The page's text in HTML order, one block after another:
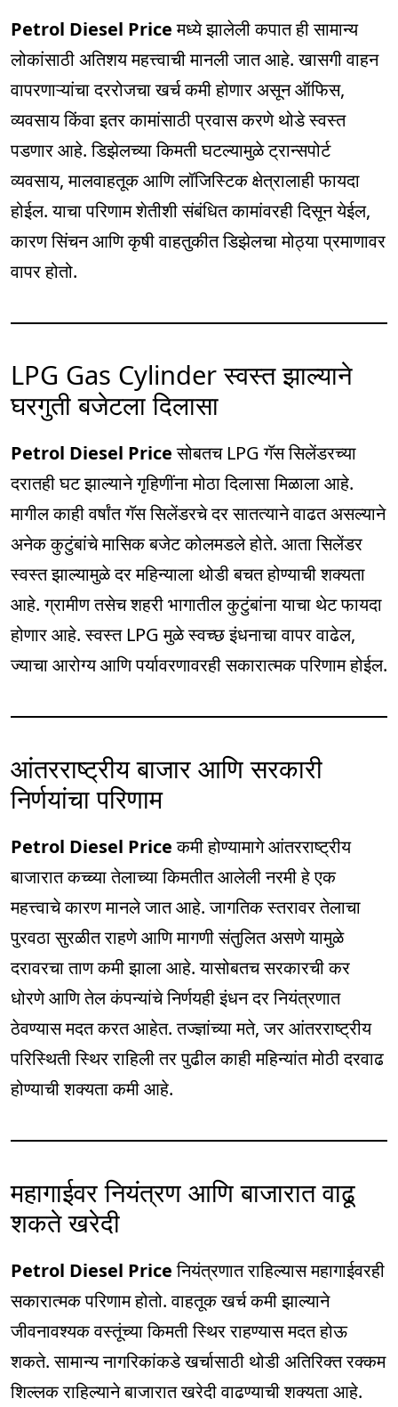
Petrol Diesel Priceमध्ये झालेली कपात ही सामान्य
लोकांसाठी अतिशय महत्त्वाची मानली जात आहे. खासगी वाहन
वापरणाऱ्यांचा दररोजचा खर्च कमी होणार असून ऑफिस,
व्यवसाय किंवा इतर कामांसाठी प्रवास करणे थोडे स्वस्त
पडणार आहे. डिझेलच्या किमती घटल्यामुळे ट्रान्सपोर्ट
व्यवसाय, मालवाहतूक आणि लॉजिस्टिक क्षेत्रालाही फायदा
होईल. याचा परिणाम शेतीशी संबंधित कामांवरही दिसून येईल,
कारण सिंचन आणि कृषी वाहतुकीत डिझेलचा मोठ्या प्रमाणावर
वापर होतो.
LPG Gas Cylinder स्वस्त झाल्याने
घरगुती बजेटला दिलासा
Petrol Diesel Priceसोबतच LPG गॅस सिलेंडरच्या
दरातही घट झाल्याने गृहिणींना मोठा दिलासा मिळाला आहे.
मागील काही वर्षांत गॅस सिलेंडरचे दर सातत्याने वाढत असल्याने
अनेक कुटुंबांचे मासिक बजेट कोलमडले होते. आता सिलेंडर
स्वस्त झाल्यामुळे दर महिन्याला थोडी बचत होण्याची शक्यता
आहे. ग्रामीण तसेच शहरी भागातील कुटुंबांना याचा थेट फायदा
होणार आहे. स्वस्त LPG मुळे स्वच्छ इंधनाचा वापर वाढेल,
ज्याचा आरोग्य आणि पर्यावरणावरही सकारात्मक परिणाम होईल.
आंतरराष्ट्रीय बाजार आणि सरकारी
निर्णयांचा परिणाम
Petrol Diesel Priceकमी होण्यामागे आंतरराष्ट्रीय
बाजारात कच्च्या तेलाच्या किमतीत आलेली नरमी हे एक
महत्त्वाचे कारण मानले जात आहे. जागतिक स्तरावर तेलाचा
पुरवठा सुरळीत राहणे आणि मागणी संतुलित असणे यामुळे
दरावरचा ताण कमी झाला आहे. यासोबतच सरकारची कर
धोरणे आणि तेल कंपन्यांचे निर्णयही इंधन दर नियंत्रणात
ठेवण्यास मदत करत आहेत. तज्ज्ञांच्या मते, जर आंतरराष्ट्रीय
परिस्थिती स्थिर राहिली तर पुढील काही महिन्यांत मोठी दरवाढ
होण्याची शक्यता कमी आहे.
महागाईवर नियंत्रण आणि बाजारात वाढू
शकते खरेदी
Petrol Diesel Priceनियंत्रणात राहिल्यास महागाईवरही
सकारात्मक परिणाम होतो. वाहतूक खर्च कमी झाल्याने
जीवनावश्यक वस्तूंच्या किमती स्थिर राहण्यास मदत होऊ
शकते. सामान्य नागरिकांकडे खर्चासाठी थोडी अतिरिक्त रक्कम
शिल्लक राहिल्याने बाजारात खरेदी वाढण्याची शक्यता आहे.